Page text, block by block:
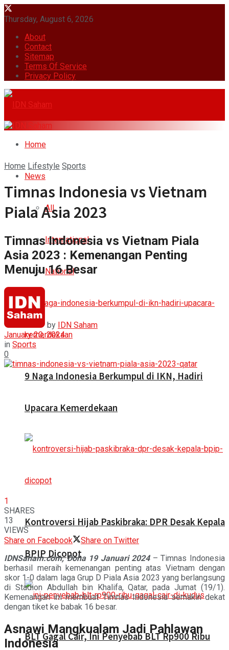
Thursday, August 6, 2026
About
Contact
Sitemap
Terms Of Service
Privacy Policy
Home
News
All
International
National
9 Naga Indonesia Berkumpul di IKN, Hadiri
Upacara Kemerdekaan
Kontroversi Hijab Paskibraka: DPR Desak Kepala
BPIP Dicopot
BLT Gagal Cair, Ini Penyebab BLT Rp900 Ribu
Home Lifestyle Sports
Timnas Indonesia vs Vietnam
Piala Asia 2023
Timnas Indonesia vs Vietnam Piala
Asia 2023 : Kemenangan Penting
Menuju 16 Besar
by IDN Saham
January 20, 2024
in Sports
0
1
SHARES
13
VIEWS
Share on Facebook
Share on Twitter
IDNSaham.com, Doha 19 Januari 2024– Timnas Indonesia
berhasil meraih kemenangan penting atas Vietnam dengan
skor 1-0 dalam laga Grup D Piala Asia 2023 yang berlangsung
di Stadion Abdullah bin Khalifa, Qatar, pada Jumat (19/1).
Kemenangan ini membuat Timnas Indonesia semakin dekat
dengan tiket ke babak 16 besar.
Asnawi Mangkualam Jadi Pahlawan
Indonesia